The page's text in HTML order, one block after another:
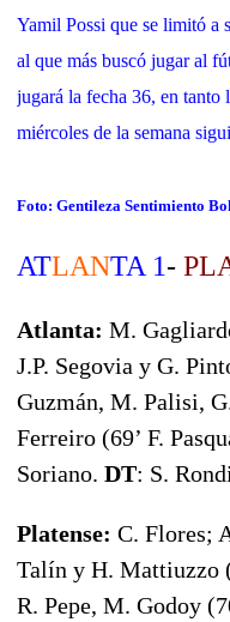
Yamil Possi que se limitó a
al que más buscó jugar al
jugará la fecha 36, en tanto
miércoles de la semana
Foto: Gentileza Sentimiento
ATLANTA 1-
Atlanta: M.
J.P. Segovia y G.
Guzmán, M. Palisi,
Ferreiro (69’ F.
Soriano. DT: S.
Platense: C. Flores;
Talín y H. Mattiuzzo
R. Pepe, M. Godoy